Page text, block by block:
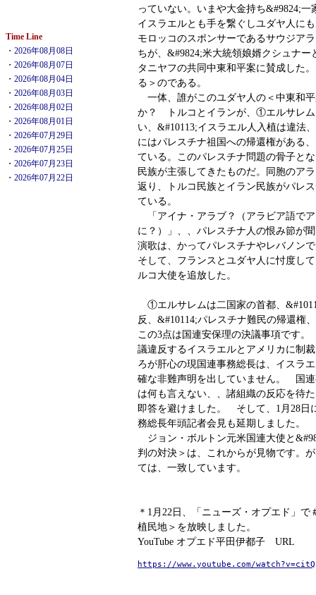
Time Line
・ 2026年08月08日
・ 2026年08月07日
・ 2026年08月04日
・ 2026年08月03日
・ 2026年08月02日
・ 2026年08月01日
・ 2026年07月29日
・ 2026年07月25日
・ 2026年07月23日
・ 2026年07月22日
っていない。いまや大金持ち&#9824;
イスラエルとも手を繋ぐしユダヤ人に
モロッコのスポンサーであるサウジア
ちが、&#9824;米大統領娘婿クシュナ
タニヤフの共同中東和平案に賛成した
る＞のである。
一体、誰がこのユダヤ人の＜中東和
か？ トルコとイランが、①エルサレム
い、&#10113;イスラエル人入植は違法
にはパレスチナ祖国への帰還権がある
ている。このパレスチナ問題の骨子と
民族が主張してきたものだ。同胞のア
返り、トルコ民族とイラン民族がパレ
ている。
「アイナ・アラブ？（アラビア語で
に？）」、、パレスチナ人の恨み節が
演歌は、かってパレスチナやレバノン
そして、フランスとユダヤ人に忖度し
ルコ大使を追放した。
①エルサレムは二国家の首都、
反、&#10114;パレスチナ難民の帰還権、
この3点は国連安保理の決議事項です
議違反するイスラエルとアメリカに制
ろが肝心の現国連事務総長は、イスラ
確な非難声明を出していません。 国
は何も言えない、、諸組織の反応を待
即答を避けました。 そして、1月28日
務総長年頭記者会見も延期しました。
ジョン・ボルトン元米国連大使と
判の対決＞は、これからが見物です。
ては、一致しています。
＊1月22日、「ニューズ・オプエド」で
植民地＞を放映しました。
YouTube オプエド平田伊都子 URL
https://www.youtube.com/